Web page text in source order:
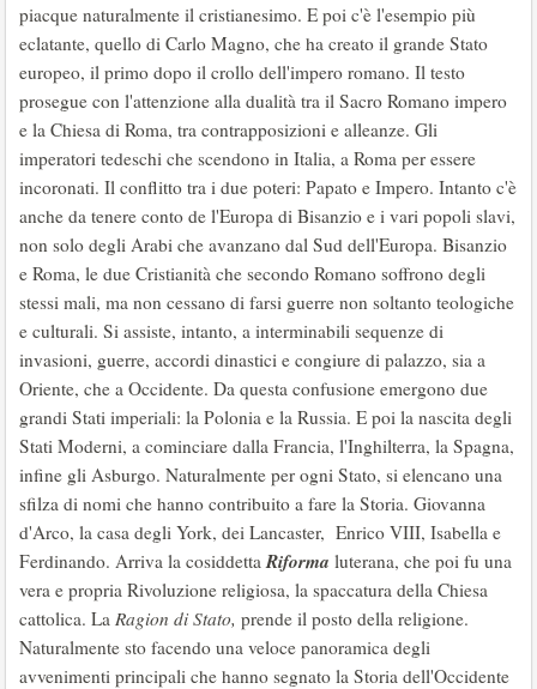
piacque naturalmente il cristianesimo. E poi c'è l'esempio più
eclatante, quello di Carlo Magno, che ha creato il grande Stato
europeo, il primo dopo il crollo dell'impero romano. Il testo
prosegue con l'attenzione alla dualità tra il Sacro Romano impero
e la Chiesa di Roma, tra contrapposizioni e alleanze. Gli
imperatori tedeschi che scendono in Italia, a Roma per essere
incoronati. Il conflitto tra i due poteri: Papato e Impero. Intanto c'è
anche da tenere conto de l'Europa di Bisanzio e i vari popoli slavi,
non solo degli Arabi che avanzano dal Sud dell'Europa. Bisanzio
e Roma, le due Cristianità che secondo Romano soffrono degli
stessi mali, ma non cessano di farsi guerre non soltanto teologiche
e culturali. Si assiste, intanto, a interminabili sequenze di
invasioni, guerre, accordi dinastici e congiure di palazzo, sia a
Oriente, che a Occidente. Da questa confusione emergono due
grandi Stati imperiali: la Polonia e la Russia. E poi la nascita degli
Stati Moderni, a cominciare dalla Francia, l'Inghilterra, la Spagna,
infine gli Asburgo. Naturalmente per ogni Stato, si elencano una
sfilza di nomi che hanno contribuito a fare la Storia. Giovanna
d'Arco, la casa degli York, dei Lancaster, Enrico VIII, Isabella e
Ferdinando. Arriva la cosiddettaRiforma luterana, che poi fu una
vera e propria Rivoluzione religiosa, la spaccatura della Chiesa
cattolica. La Ragion di Stato, prende il posto della religione.
Naturalmente sto facendo una veloce panoramica degli
avvenimenti principali che hanno segnato la Storia dell'Occidente